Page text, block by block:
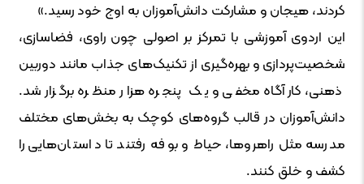
کردند، هیجان و مشارکت دانش‌آموزان به اوج خود رسید.»
این اردوی آموزشی با تمرکز بر اصولی چون راوی، فضاسازی،
شخصیت‌پردازی و بهره‌گیری از تکنیک‌های جذاب مانند دوربین
ذهنی، کارآگاه مخفی و یک پنجره هزار منظره برگزار شد.
دانش‌آموزان در قالب گروه‌های کوچک به بخش‌های مختلف
مدرسه مثل راهروها، حیاط و بوفه رفتند تا داستان‌هایی را
کشف و خلق کنند.